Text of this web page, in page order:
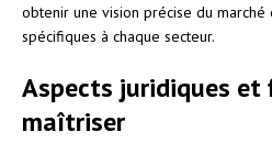
obtenir une vision précise du
spécifiques à chaque secteur.
Aspects juridiques et
maîtriser